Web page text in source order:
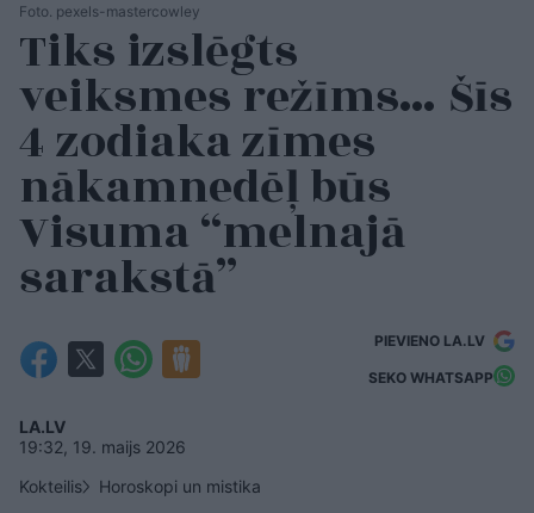
Foto. pexels-mastercowley
Tiks izslēgts
veiksmes režīms… Šīs
4 zodiaka zīmes
nākamnedēļ būs
Visuma “melnajā
sarakstā”
PIEVIENO LA.LV
SEKO WHATSAPP
LA.LV
19:32, 19. maijs 2026
Kokteilis
Horoskopi un mistika